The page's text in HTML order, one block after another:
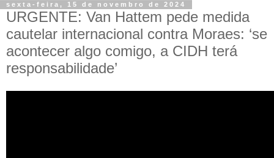
sexta-feira, 15 de novembro de 2024
URGENTE: Van Hattem pede medida
cautelar internacional contra Moraes: ‘se
acontecer algo comigo, a CIDH terá
responsabilidade’